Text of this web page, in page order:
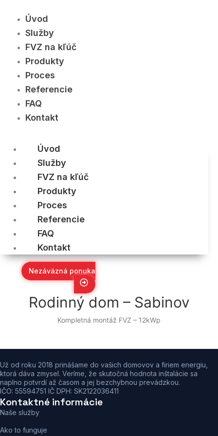
Úvod
Služby
FVZ na kľúč
Produkty
Proces
Referencie
FAQ
Kontakt
Úvod
Služby
FVZ na kľúč
Produkty
Proces
Referencie
FAQ
Kontakt
Nezáväzná ponuka
Rodinný dom – Sabinov
Kompletná montáž FVZ – 12kWp
Už od roku 2018 prinášame do vašich domovov a firiem energiu,
ktorá dáva zmysel. Veríme, že skutočná hodnota inštalácie sa
naplno potvrdí až časom a jej bezchybnou prevádzkou.
IČO: 55594751 IČ DPH: SK2122036411
Kontaktné informácie
Naše služby
Ako to funguje